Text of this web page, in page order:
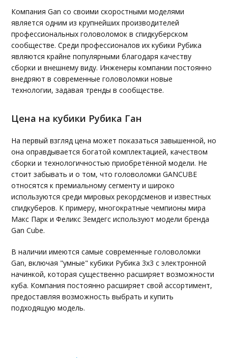
Компания Gan со своими скоростными моделями
является одним из крупнейших производителей
профессиональных головоломок в спидкуберском
сообществе. Среди профессионалов их кубики Рубика
являются крайне популярными благодаря качеству
сборки и внешнему виду. Инженеры компании постоянно
внедряют в современные головоломки новые
технологии, задавая тренды в сообществе.
Цена на кубики Рубика Ган
На первый взгляд цена может показаться завышенной, но
она оправдывается богатой комплектацией, качеством
сборки и технологичностью приобретённой модели. Не
стоит забывать и о том, что головоломки GANCUBE
относятся к премиальному сегменту и широко
используются среди мировых рекордсменов и известных
спидкуберов. К примеру, многократные чемпионы мира
Макс Парк и Феликс Земдегс используют модели бренда
Gan Cube.
В наличии имеются самые современные головоломки
Gan, включая "умные" кубики Рубика 3х3 с электронной
начинкой, которая существенно расширяет возможности
куба. Компания постоянно расширяет свой ассортимент,
предоставляя возможность выбрать и купить
подходящую модель.